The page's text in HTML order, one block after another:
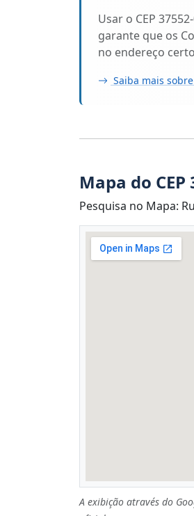
Usar o CEP
garante que os
no endereço
Saiba mais
Mapa do
Pesquisa no Mapa:
A exibição através do